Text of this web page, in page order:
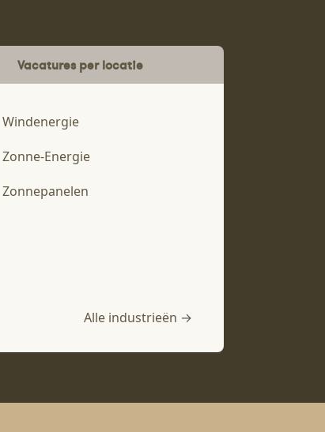
Vacatures per locatie
Windenergie
Zonne-Energie
Zonnepanelen
Alle industrieën →